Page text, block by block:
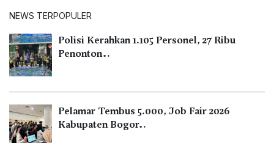
NEWS TERPOPULER
Polisi Kerahkan 1.105 Personel, 27 Ribu
Penonton…
Pelamar Tembus 5.000, Job Fair 2026
Kabupaten Bogor…